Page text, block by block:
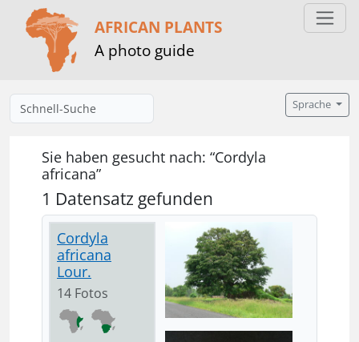
AFRICAN PLANTS
A photo guide
Sprache
Sie haben gesucht nach: “Cordyla
africana”
1 Datensatz gefunden
Cordyla
africana
Lour.
14 Fotos